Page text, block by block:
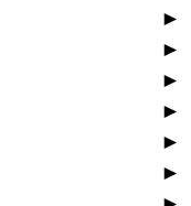
►
►
►
►
►
►